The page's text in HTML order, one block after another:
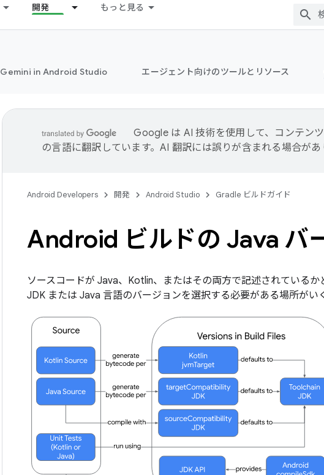
開発 もっと見る
Gemini in Android Studio エージェント向けのツールとリソース
Google は AI 技術を使用して、コンテン
の言語に翻訳しています。AI 翻訳には誤りが含まれる場合があ
Android Developers 開発 Android Studio Gradle ビルドガイド
Android ビルドの Java バ
ソースコードが Java、Kotlin、またはその両方で記述されている
JDK または Java 言語のバージョンを選択する必要がある場所がい